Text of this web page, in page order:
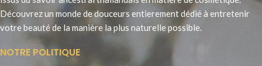
Découvrez un monde de douceurs entierement dédié à entretenir
votre beauté de la manière la plus naturelle possible.
NOTRE POLITIQUE